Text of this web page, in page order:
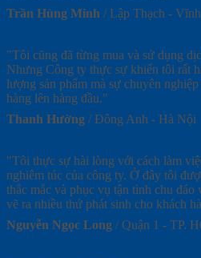
Trần Hùng Minh / Lập Thạch -
"Tôi cũng đã từng mua và sử dụng
Nhưng Công ty thực sự khiến tôi rất
lượng sản phẩm mà sự chuyên
hàng lên hàng đầu."
Thanh Hường / Đông Anh - Hà Nội
"Tôi thực sự hài lòng với cách làm
nghiêm túc của công ty. Ở đây tôi
thắc mắc và phục vụ tận tình chu
vẽ ra nhiều thứ phát sinh cho khách
Nguyễn Ngọc Long / Quận 1 - TP.